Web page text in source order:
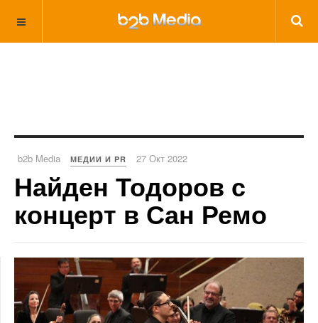
b2b Media МЕДИИ И PR 27 Окт 2022
Найден Тодоров с
концерт в Сан Ремо